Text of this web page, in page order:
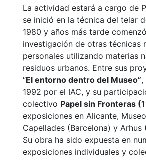
La actividad estará a cargo de
se inició en la técnica del telar
1980 y años más tarde
investigación de otras técnicas
personales utilizando materias
residuos urbanos. Entre sus
“El entorno dentro del Museo”,
1992 por el IAC, y su
colectivo Papel sin Fronteras
exposiciones en Alicante,
Capellades (Barcelona) y Arhus
Su obra ha sido expuesta en
exposiciones individuales y